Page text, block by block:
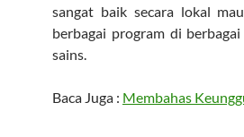
sangat baik secara lokal
berbagai program di
sains.
Baca Juga : Membahas